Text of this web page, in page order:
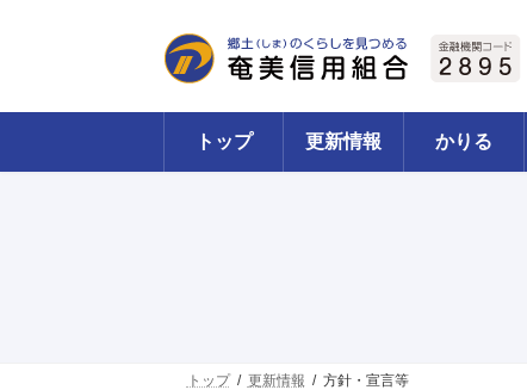
ツ
シ
トップ 更新情報 かりる
トップ 更新情報 方針・宣言等